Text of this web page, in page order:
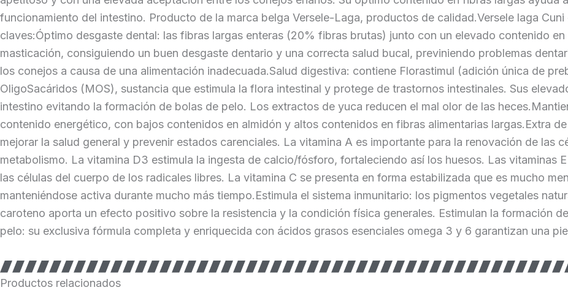
funcionamiento del intestino. Producto de la marca belga Versele-Laga, productos de calidad.Versele laga
claves:Óptimo desgaste dental: las fibras largas enteras (20% fibras brutas) junto con un elevado contenido
masticación, consiguiendo un buen desgaste dentario y una correcta salud bucal, previniendo problemas
los conejos a causa de una alimentación inadecuada.Salud digestiva: contiene Florastimul (adición única de
OligoSacáridos (MOS), sustancia que estimula la flora intestinal y protege de trastornos intestinales. Sus
intestino evitando la formación de bolas de pelo. Los extractos de yuca reducen el mal olor de las
contenido energético, con bajos contenidos en almidón y altos contenidos en fibras alimentarias largas.Extra
mejorar la salud general y prevenir estados carenciales. La vitamina A es importante para la renovación de las
metabolismo. La vitamina D3 estimula la ingesta de calcio/fósforo, fortaleciendo así los huesos. Las vitaminas
las células del cuerpo de los radicales libres. La vitamina C se presenta en forma estabilizada que es mucho
manteniéndose activa durante mucho más tiempo.Estimula el sistema inmunitario: los pigmentos vegetales
caroteno aporta un efecto positivo sobre la resistencia y la condición física generales. Estimulan la formación
pelo: su exclusiva fórmula completa y enriquecida con ácidos grasos esenciales omega 3 y 6 garantizan una
Productos relacionados